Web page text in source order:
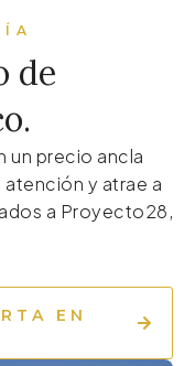
de
un precio ancla
y atrae a
a Proyecto28,
EN